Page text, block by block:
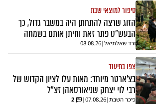
סיפור למוצאי שבת
הזוג שרצה להתחתן היה במשבר גדול, כך
הבעש"ט פתר זאת וחיתן אותם בשמחה
ורד שאלתיאל|
08.08.26
צפו בתיעוד
בצ'ארטר מיוחד: מאות עלו לציון הקדוש של
רבי לוי יצחק שניאורסאהן זצ"ל
כיכר השבת|
07.08.26
|
2